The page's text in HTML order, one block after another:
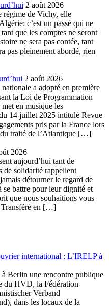
2 août 2026
régime de Vichy, elle
c’est un passé qui ne
que les comptes ne seront
ne sera pas contée, tant
pas pleinement abordé, rien
2 août 2026
a adopté en première
la Loi de Programmation
en musique les
14 juillet 2025 intitulé Revue
pris par la France lors
du traité de l’Atlantique […]
2026
aujourd’hui tant de
de solidarité rappellent
détourner le regard de
battre pour leur dignité et
que nous souhaitions vous
Transféré en […]
international : L’IRELP à
Berlin une rencontre publique
du HVD, la Fédération
Verband
dans les locaux de la